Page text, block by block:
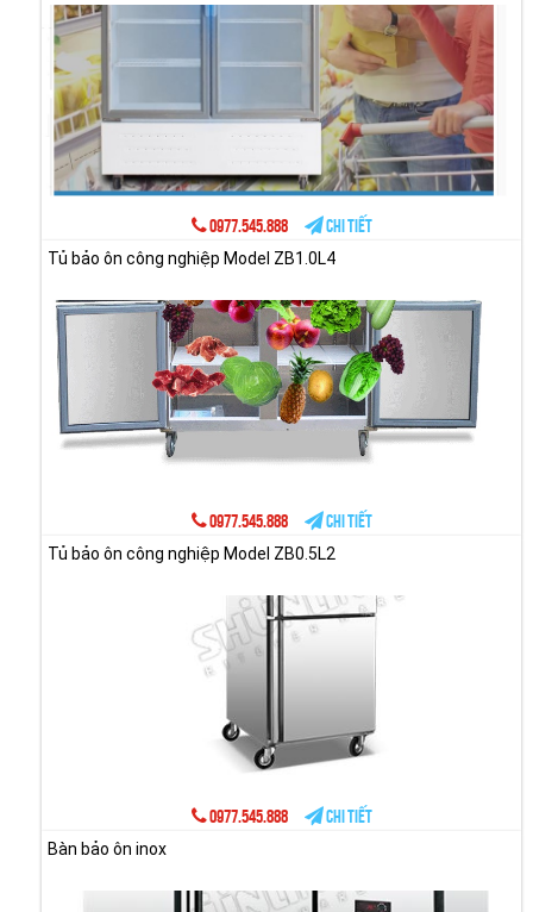
0977.545.888
Chi tiết
Tủ bảo ôn công nghiệp Model ZB1.0L4
0977.545.888
Chi tiết
Tủ bảo ôn công nghiệp Model ZB0.5L2
0977.545.888
Chi tiết
Bàn bảo ôn inox